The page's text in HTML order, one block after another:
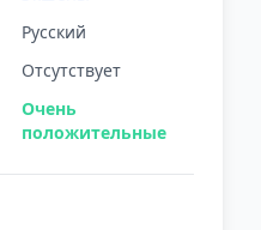
Русский
Отсутствует
Очень
положительные